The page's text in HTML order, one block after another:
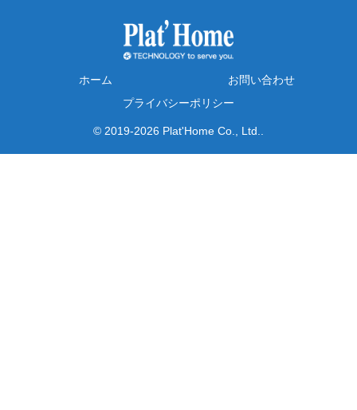
ホーム
お問い合わせ
プライバシーポリシー
© 2019-2026 Plat'Home Co., Ltd..